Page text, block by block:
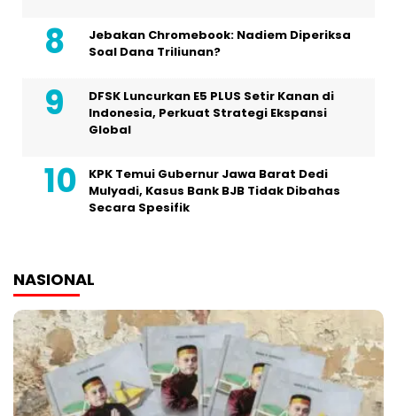
Jebakan Chromebook: Nadiem Diperiksa
Soal Dana Triliunan?
DFSK Luncurkan E5 PLUS Setir Kanan di
Indonesia, Perkuat Strategi Ekspansi
Global
KPK Temui Gubernur Jawa Barat Dedi
Mulyadi, Kasus Bank BJB Tidak Dibahas
Secara Spesifik
NASIONAL